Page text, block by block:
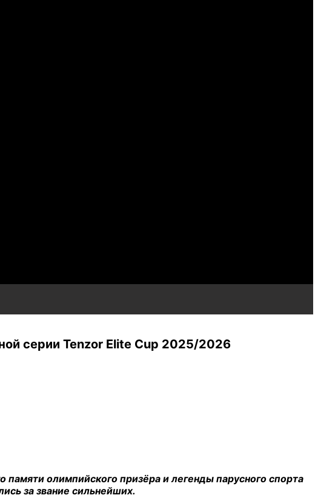
серии Tenzor Elite Cup 2025/2026
олимпийского призёра и легенды парусного спорта
за звание сильнейших.